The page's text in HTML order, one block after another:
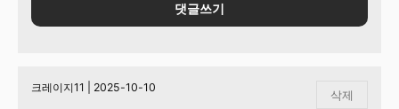
댓글쓰기
크레이지11 | 2025-10-10
삭제